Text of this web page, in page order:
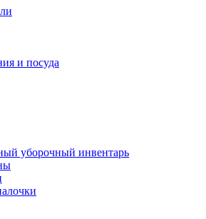
и посуда
уборочный инвентарь